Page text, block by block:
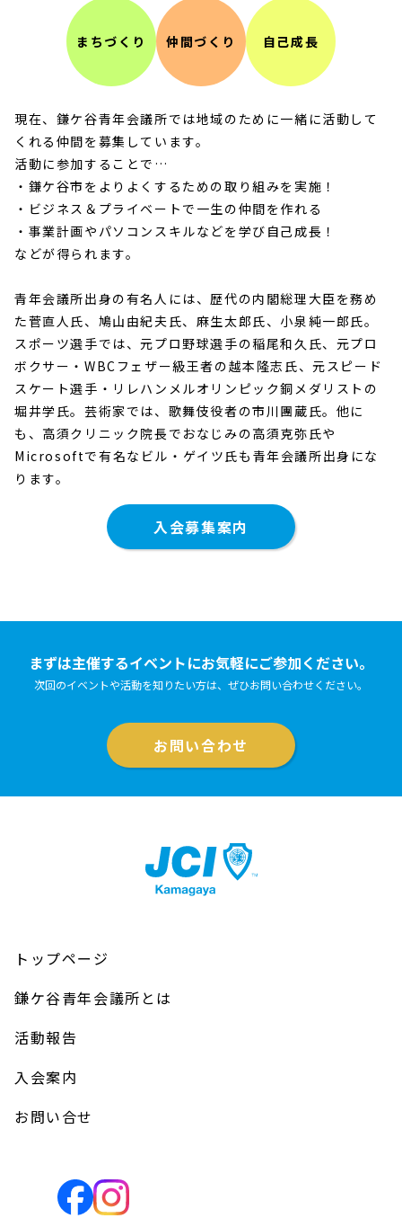
まちづくり 仲間づくり 自己成長
現在、鎌ケ谷青年会議所では地域のために一緒に活動して
くれる仲間を募集しています。
活動に参加することで…
・鎌ケ谷市をよりよくするための取り組みを実施！
・ビジネス＆プライベートで一生の仲間を作れる
・事業計画やパソコンスキルなどを学び自己成長！
などが得られます。
青年会議所出身の有名人には、歴代の内閣総理大臣を務め
た菅直人氏、鳩山由紀夫氏、麻生太郎氏、小泉純一郎氏。
スポーツ選手では、元プロ野球選手の稲尾和久氏、元プロ
ボクサー・WBCフェザー級王者の越本隆志氏、元スピード
スケート選手・リレハンメルオリンピック銅メダリストの
堀井学氏。芸術家では、歌舞伎役者の市川團蔵氏。他に
も、高須クリニック院長でおなじみの高須克弥氏や
Microsoftで有名なビル・ゲイツ氏も青年会議所出身にな
ります。
入会募集案内
まずは主催するイベントにお気軽にご参加ください。
次回のイベントや活動を知りたい方は、ぜひお問い合わせください。
お問い合わせ
トップページ
鎌ケ谷青年会議所とは
活動報告
入会案内
お問い合せ